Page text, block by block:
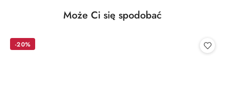
Pomiń karuzelę produktów
Produkty
Może Ci się spodobać
-20%